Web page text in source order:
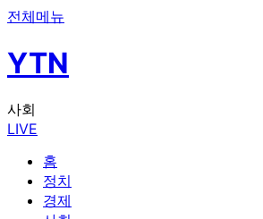
전체메뉴
YTN
사회
LIVE
홈
정치
경제